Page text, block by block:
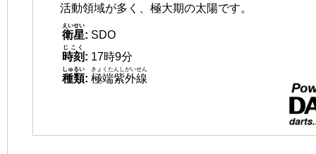
活動領域が多く、極大期の太陽です。
衛星
えいせい
: SDO
時刻
じこく
: 17時9分
種類
しゅるい
: 極端紫外線
きょくたんしがいせん